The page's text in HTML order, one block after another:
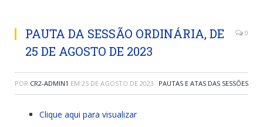
PAUTA DA SESSÃO ORDINÁRIA, DE
25 DE AGOSTO DE 2023
0
POR CR2-ADMIN1 EM 25 DE AGOSTO DE 2023 PAUTAS E ATAS DAS SESSÕES
Clique aqui para visualizar